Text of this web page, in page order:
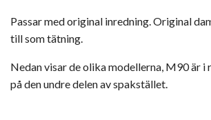
Passar med original inredning. Original
till som tätning.
Nedan visar de olika modellerna, M90 är
på den undre delen av spakstället.